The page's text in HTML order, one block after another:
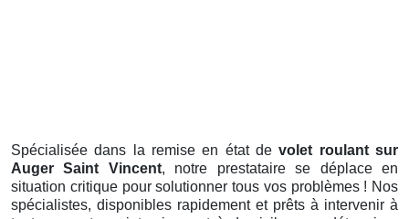
Spécialisée dans la remise en état devolet roulant sur
Auger Saint Vincent, notre prestataire se déplace en
situation critique pour solutionner tous vos problèmes ! Nos
spécialistes, disponibles rapidement et prêts à intervenir à